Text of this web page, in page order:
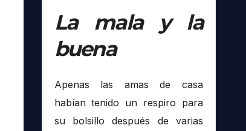
La mala y la
buena
Apenas las amas de casa
habían tenido un respiro para
su bolsillo después de varias